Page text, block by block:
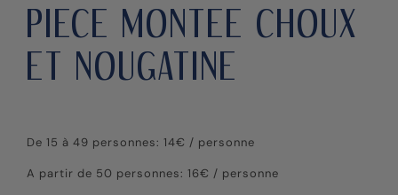
PIECE MONTEE CHOUX
ET NOUGATINE
De 15 à 49 personnes: 14€ / personne
A partir de 50 personnes: 16€ / personne